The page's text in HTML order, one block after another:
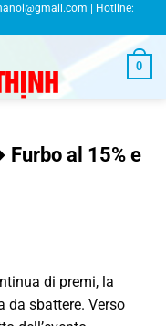
| Hotline:
0
al 15% e
di premi, la
da sbattere. Verso